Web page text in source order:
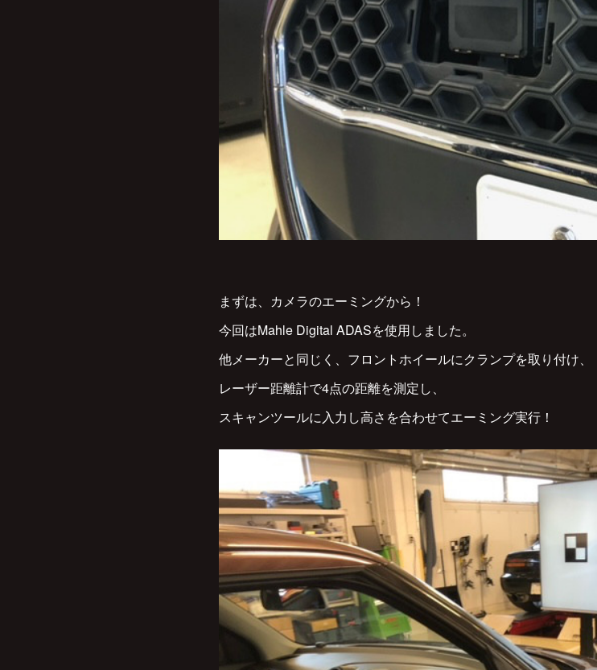
まずは、カメラのエーミングから！
今回はMahle Digital ADASを使用しました。
他メーカーと同じく、フロントホイールにクランプを取り付け、
レーザー距離計で4点の距離を測定し、
スキャンツールに入力し高さを合わせてエーミング実行！